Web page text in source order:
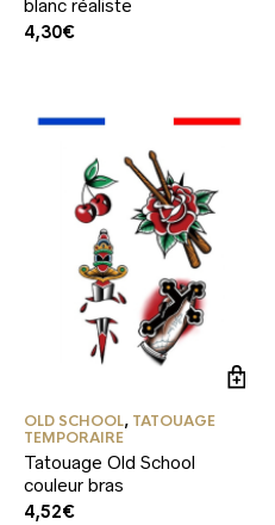
blanc réaliste
4,30€
OLD SCHOOL, TATOUAGE
TEMPORAIRE
Tatouage Old School
couleur bras
4,52€